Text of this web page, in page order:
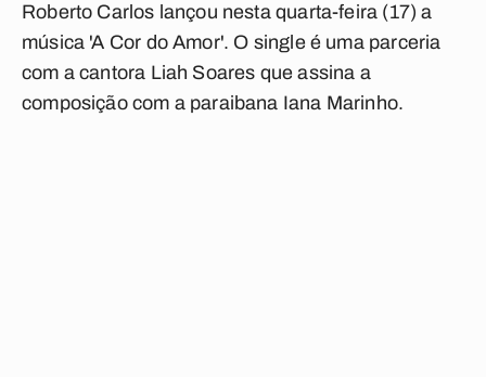
Roberto Carlos lançou nesta quarta-feira (17) a
música 'A Cor do Amor'. O single é uma parceria
com a cantora Liah Soares que assina a
composição com a paraibana Iana Marinho.